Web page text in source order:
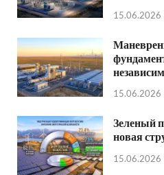
15.06.2026
15.06.2026
Зеленый
новая
15.06.2026